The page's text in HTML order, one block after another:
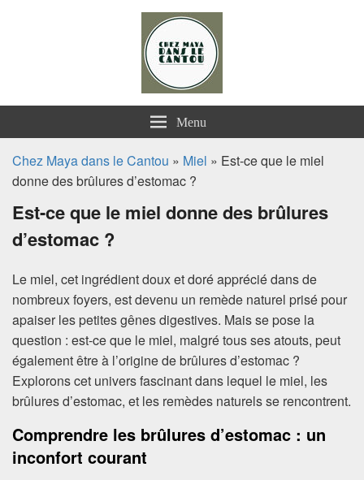
Chez Maya dans le Cantou
Menu
Chez Maya dans le Cantou » Miel » Est-ce que le miel
donne des brûlures d’estomac ?
Est-ce que le miel donne des brûlures
d’estomac ?
Le miel, cet ingrédient doux et doré apprécié dans de
nombreux foyers, est devenu un remède naturel prisé pour
apaiser les petites gênes digestives. Mais se pose la
question : est-ce que le miel, malgré tous ses atouts, peut
également être à l’origine de brûlures d’estomac ?
Explorons cet univers fascinant dans lequel le miel, les
brûlures d’estomac, et les remèdes naturels se rencontrent.
Comprendre les brûlures d’estomac : un
inconfort courant